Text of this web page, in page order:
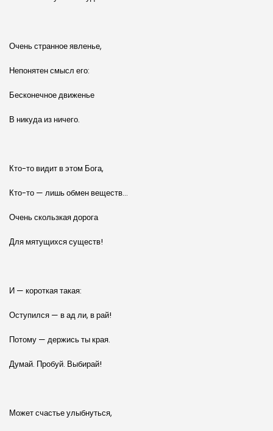
Очень странное явленье,
Непонятен смысл его:
Бесконечное движенье
В никуда из ничего.
Кто-то видит в этом Бога,
Кто-то — лишь обмен веществ…
Очень скользкая дорога
Для мятущихся существ!
И — короткая такая:
Оступился — в ад ли, в рай!
Потому — держись ты края.
Думай. Пробуй. Выбирай!
Может счастье улыбнуться,